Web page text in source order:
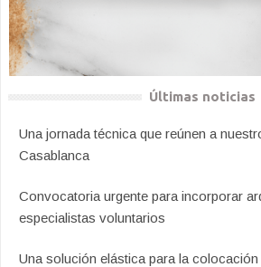
Últimas noticias
Una jornada técnica que reúnen a
Casablanca
Convocatoria urgente para incorporar
especialistas voluntarios
Una solución elástica para la